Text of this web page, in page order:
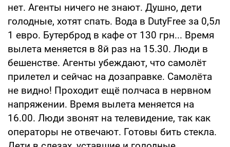
нет. Агенты ничего не знают. Душно, дети
голодные, хотят спать. Вода в DutyFree за 0,5л
1 евро. Бутерброд в кафе от 130 грн... Время
вылета меняется в 8й раз на 15.30. Люди в
бешенстве. Агенты убеждают, что самолёт
прилетел и сейчас на дозаправке. Самолёта
не видно! Проходит ещё полчаса в нервном
напряжении. Время вылета меняется на
16.00. Люди звонят на телевидение, так как
операторы не отвечают. Готовы бить стекла.